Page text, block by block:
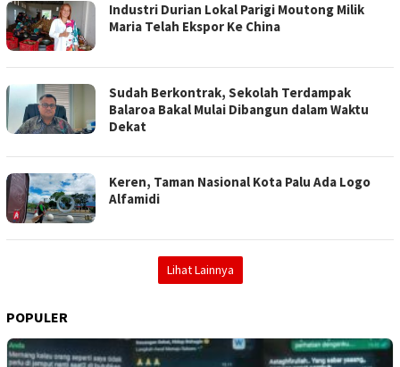
Industri Durian Lokal Parigi Moutong Milik
Maria Telah Ekspor Ke China
Sudah Berkontrak, Sekolah Terdampak
Balaroa Bakal Mulai Dibangun dalam Waktu
Dekat
Keren, Taman Nasional Kota Palu Ada Logo
Alfamidi
Lihat Lainnya
POPULER